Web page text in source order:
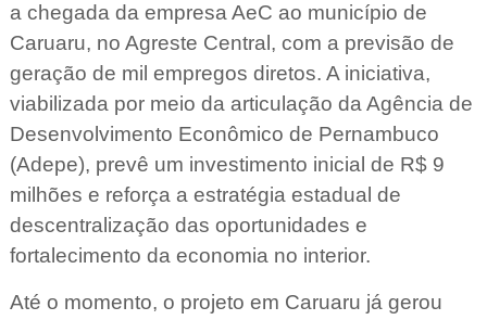
a chegada da empresa AeC ao município de
Caruaru, no Agreste Central, com a previsão de
geração de mil empregos diretos. A iniciativa,
viabilizada por meio da articulação da Agência de
Desenvolvimento Econômico de Pernambuco
(Adepe), prevê um investimento inicial de R$ 9
milhões e reforça a estratégia estadual de
descentralização das oportunidades e
fortalecimento da economia no interior.
Até o momento, o projeto em Caruaru já gerou